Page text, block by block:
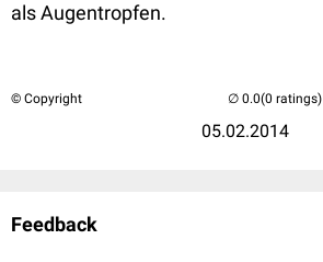
als Augentropfen.
© Copyright
05.02.2014
(0 ratings)
Feedback